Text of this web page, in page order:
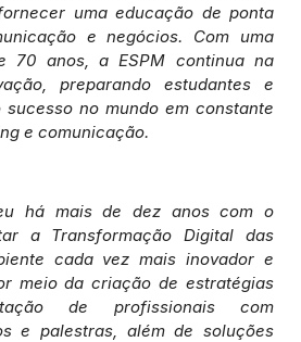
uma educação de ponta
e negócios. Com uma
70 anos, a ESPM continua na
preparando estudantes e
no mundo em constante
e comunicação.
há mais de dez anos com o
a Transformação Digital das
cada vez mais inovador e
meio da criação de estratégias
de profissionais com
e palestras, além de soluções